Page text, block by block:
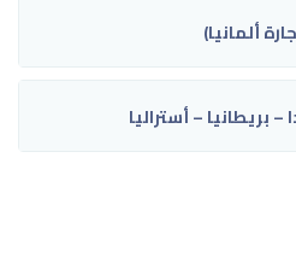
ألمانيا)
بريطانيا – أستراليا